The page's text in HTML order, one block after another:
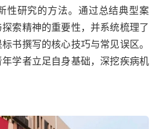
性研究的方法。通过总结典型案
索精神的重要性，并系统梳理了
书撰写的核心技巧与常见误区。
学者立足自身基础，深挖疾病机